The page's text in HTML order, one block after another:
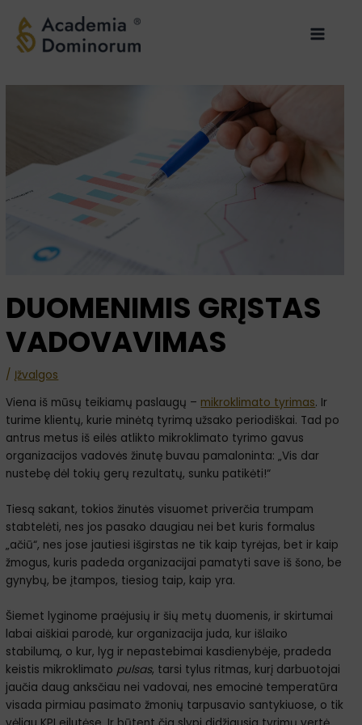
prie
turinio
Menu
DUOMENIMIS GRĮSTAS
VADOVAVIMAS
/Įžvalgos
Viena iš mūsų teikiamų paslaugų – mikroklimato tyrimas. Ir
turime klientų, kurie minėtą tyrimą užsako periodiškai. Tad po
antrus metus iš eilės atlikto mikroklimato tyrimo gavus
organizacijos vadovės žinutę buvau pamaloninta: „Vis dar
nustebę dėl tokių gerų rezultatų, sunku patikėti!“
Tiesą sakant, tokios žinutės visuomet priverčia trumpam
stabtelėti, nes jos pasako daugiau nei bet kuris formalus
„ačiū“, nes jose jautiesi išgirstas ne tik kaip tyrėjas, bet ir kaip
žmogus, kuris padeda organizacijai pamatyti save iš šono, be
gynybų, be įtampos, tiesiog taip, kaip yra.
Šiemet lyginome praėjusių ir šių metų duomenis, ir skirtumai
labai aiškiai parodė, kur organizacija juda, kur išlaiko
stabilumą, o kur, lyg ir nepastebimai kasdienybėje, pradeda
keistis mikroklimato pulsas, tarsi tylus ritmas, kurį darbuotojai
jaučia daug anksčiau nei vadovai, nes emocinė temperatūra
visada pirmiau pasimato žmonių tarpusavio santykiuose, o tik